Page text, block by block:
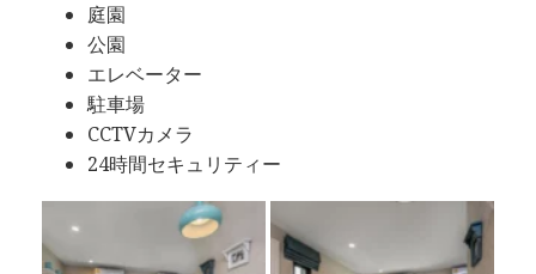
庭園
公園
エレベーター
駐車場
CCTVカメラ
24時間セキュリティー